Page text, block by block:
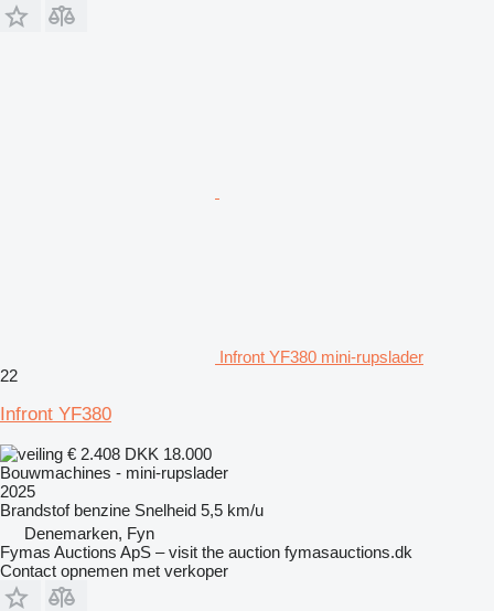
Infront YF380 mini-rupslader
22
Infront YF380
€ 2.408 DKK 18.000
Bouwmachines - mini-rupslader
2025
Brandstof benzine Snelheid 5,5 km/u
Denemarken, Fyn
Fymas Auctions ApS – visit the auction fymasauctions.dk
Contact opnemen met verkoper